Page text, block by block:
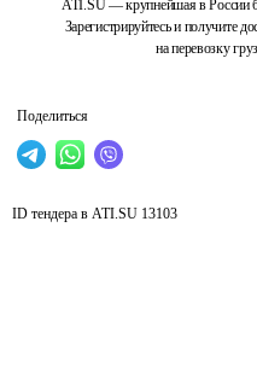
ATI.SU — крупнейшая в России
Зарегистрируйтесь и получите
на перевозку
Поделиться
ID тендера в ATI.SU 13103